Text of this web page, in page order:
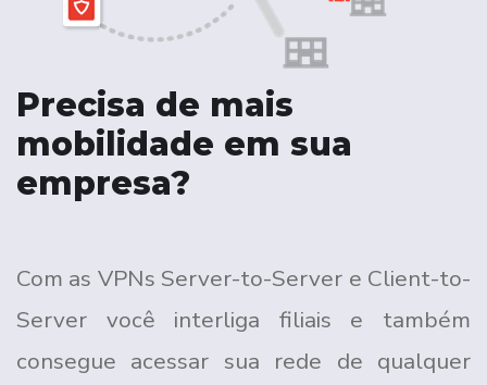
Precisa de mais
mobilidade em sua
empresa?
Com as VPNs Server-to-Server e Client-to-
Server você interliga filiais e também
consegue acessar sua rede de qualquer